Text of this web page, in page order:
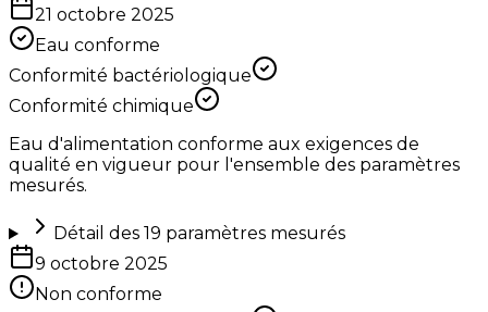
21 octobre 2025
Eau conforme
Conformité bactériologique
Conformité chimique
Eau d'alimentation conforme aux exigences de
qualité en vigueur pour l'ensemble des paramètres
mesurés.
Détail des 19 paramètres mesurés
9 octobre 2025
Non conforme